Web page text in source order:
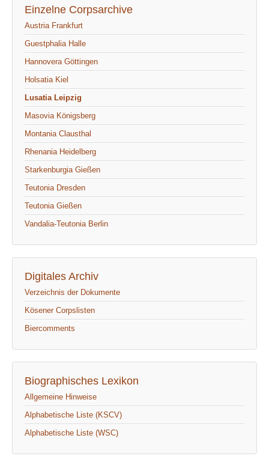
Einzelne Corpsarchive
Austria Frankfurt
Guestphalia Halle
Hannovera Göttingen
Holsatia Kiel
Lusatia Leipzig
Masovia Königsberg
Montania Clausthal
Rhenania Heidelberg
Starkenburgia Gießen
Teutonia Dresden
Teutonia Gießen
Vandalia-Teutonia Berlin
Digitales Archiv
Verzeichnis der Dokumente
Kösener Corpslisten
Biercomments
Biographisches Lexikon
Allgemeine Hinweise
Alphabetische Liste (KSCV)
Alphabetische Liste (WSC)